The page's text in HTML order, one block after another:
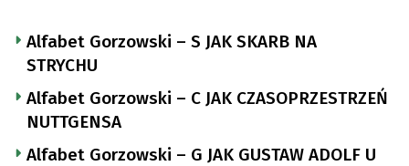
Alfabet Gorzowski – S JAK SKARB NA
STRYCHU
Alfabet Gorzowski – C JAK CZASOPRZESTRZEŃ
NUTTGENSA
Alfabet Gorzowski – G JAK GUSTAW ADOLF U